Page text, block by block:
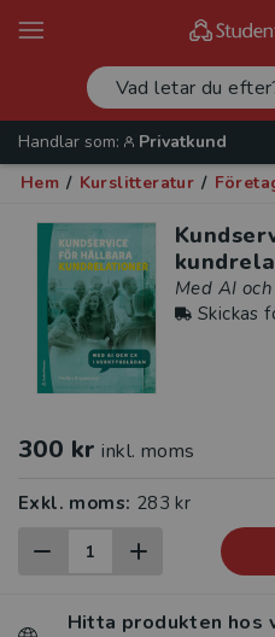
Handlar som:
Privatkund
Hem / Kurslitteratur /
Med AI
Skickas
300 kr inkl. moms
Exkl. moms: 283 kr
Hitta produkten hos